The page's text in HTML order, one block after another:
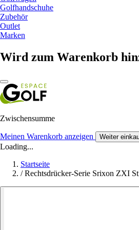
Golfhandschuhe
Zubehör
Outlet
Marken
Wird zum Warenkorb
Zwischensumme
Meinen Warenkorb anzeigen Weiter
Loading...
Startseite
/ Rechtsdrücker-Serie Srixon ZXI